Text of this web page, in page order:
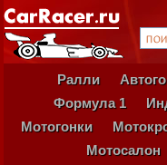
Ралли
Формула 1
Мотогонки
Мотосалон